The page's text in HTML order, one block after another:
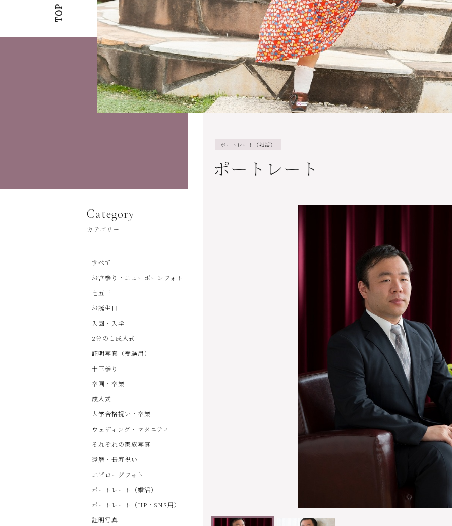
TOP
ポートレート（婚活）
ポートレート
Category
カテゴリー
すべて
お宮参り・ニューボーンフォト
七五三
お誕生日
入園・入学
2分の１成人式
証明写真（受験用）
十三参り
卒園・卒業
成人式
大学合格祝い・卒業
ウェディング・マタニティ
それぞれの家族写真
還暦・長寿祝い
エピローグフォト
ポートレート（婚活）
ポートレート（HP・SNS用）
証明写真